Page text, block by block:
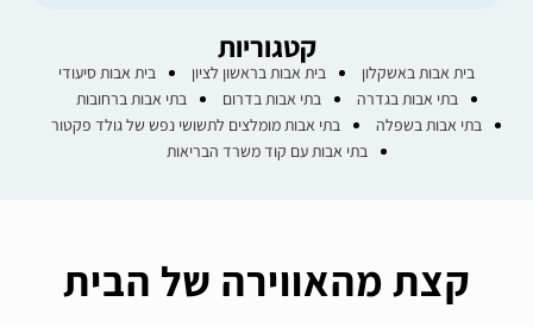
קטגוריות
בית אבות באשקלון בית אבות בראשון לציון
בית אבות סיעודי
בתי אבות בגדרה
בתי אבות בדרום
בתי אבות ברחובות
בתי אבות בשפלה
בתי אבות מומלצים לתשושי נפש של גולד פקטור
בתי אבות עם קוד משרד הבריאות
קצת מהאווירה של הבית